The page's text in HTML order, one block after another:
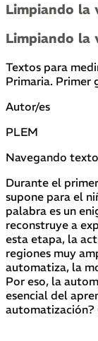
Limpiando la
Limpiando la
Textos para
Primaria. Primer
Autor/es
PLEM
Navegando
Durante el
supone para el
palabra es un
reconstruye a
esta etapa, la
regiones muy
automatiza, la
Por eso, la
esencial del
automatización?